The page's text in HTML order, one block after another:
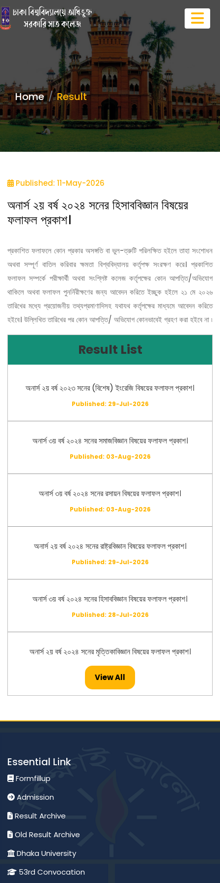
Home Result
Published: 11-May-2026
অনার্স ২য় বর্ষ ২০২৪ সনের হিসাববিজ্ঞান বিষয়ের
ফলাফল প্রকাশ।
প্রকাশিত ফলাফলে কোন প্রকার অসঙ্গতি বা ভুল-ত্রুটি পরিলক্ষিত হইলে তাহা সংশোধন
অথবা সম্পূর্ণ বাতিল করিবার ক্ষমতা বিশ্ববিদ্যালয় কর্তৃপক্ষ সংরক্ষণ করে। প্রকাশিত
ফলাফল সম্পর্কে পরীক্ষার্থী অথবা সংশ্লিষ্ট কলেজ কর্তৃপক্ষের কোন আপত্তি/অভিযোগ
থাকিলে অথবা ফলাফল পুনর্নিরীক্ষণের জন্য আবেদন করিতে ইচ্ছুক হইলে ২১ মে ২০২৬
তারিখের মধ্যে প্রয়োজনীয় তথ্যপ্রমাণাদিসহ যথাযথ কর্তৃপক্ষের মাধ্যমে আবেদন করিতে
হইবে। উল্লিখিত তারিখের পর কোন আপত্তি/ অভিযোগ কোনভাবেই গ্রহণ করা হইবে না ৷
Result List
অনার্স ২য় বর্ষ ২০২৩ সনের (বিশেষ) ইংরেজি বিষয়ের ফলাফল প্রকাশ।
Published: 29-Jul-2026
অনার্স ৩য় বর্ষ ২০২৪ সনের সমাজবিজ্ঞান বিষয়ের ফলাফল প্রকাশ।
Published: 03-Aug-2026
অনার্স ৩য় বর্ষ ২০২৪ সনের রসায়ন বিষয়ের ফলাফল প্রকাশ।
Published: 03-Aug-2026
অনার্স ২য় বর্ষ ২০২৪ সনের রাষ্ট্রবিজ্ঞান বিষয়ের ফলাফল প্রকাশ।
Published: 29-Jul-2026
অনার্স ৩য় বর্ষ ২০২৪ সনের হিসাববিজ্ঞান বিষয়ের ফলাফল প্রকাশ।
Published: 28-Jul-2026
অনার্স ২য় বর্ষ ২০২৪ সনের মৃত্তিকাবিজ্ঞান বিষয়ের ফলাফল প্রকাশ।
Published: 26-Jul-2026
Published: 23-Jul-2026
মাস্টার্স -২০২৪ সনের হিসাববিজ্ঞান বিষয়ের ফলাফল প্রকাশ।
View All
Essential Link
Formfillup
Admission
Result Archive
Old Result Archive
Dhaka University
53rd Convocation